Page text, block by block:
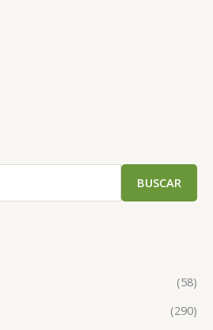
BUSCAR
(58)
(290)